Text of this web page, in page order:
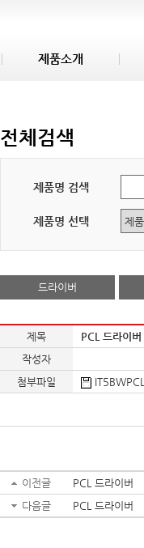
제품소개
전체검색
제품명 검색
제품명 선택
드라이버
제목
PCL 드라이버
작성자
첨부파일
이전글
PCL 드라이버
다음글
PCL 드라이버